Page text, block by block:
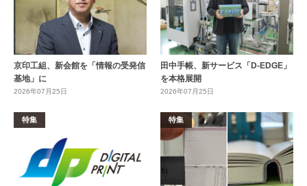
京印工組、新会館を「情報の受発信
基地」に
2026年07月25日
田中手帳、新サービス「D-EDGE」
を本格展開
2026年07月25日
特集 特集